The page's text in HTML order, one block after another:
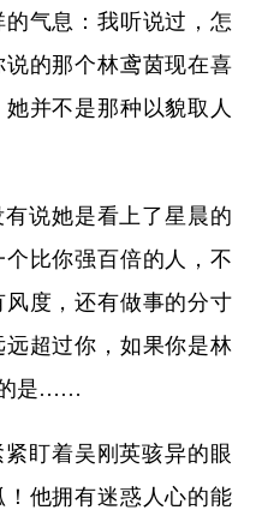
气息：我听说过，怎
的那个林鸢茵现在喜
并不是那种以貌取人
说她是看上了星晨的
比你强百倍的人，不
度，还有做事的分寸
超过你，如果你是林
的是……
盯着吴刚英骇异的眼
他拥有迷惑人心的能